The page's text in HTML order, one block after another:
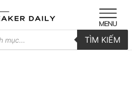
TÌM KIẾM